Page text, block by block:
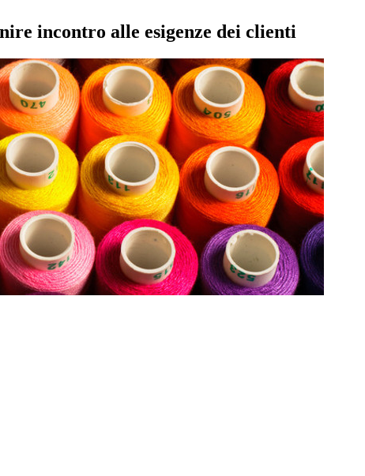
incontro alle esigenze dei clienti